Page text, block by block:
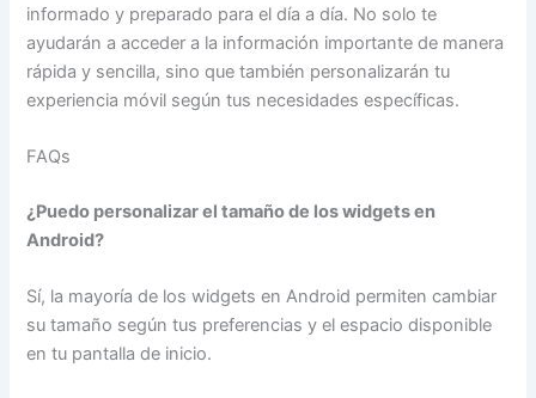
informado y preparado para el día a día. No solo te
ayudarán a acceder a la información importante de manera
rápida y sencilla, sino que también personalizarán tu
experiencia móvil según tus necesidades específicas.
FAQs
¿Puedo personalizar el tamaño de los widgets en
Android?
Sí, la mayoría de los widgets en Android permiten cambiar
su tamaño según tus preferencias y el espacio disponible
en tu pantalla de inicio.